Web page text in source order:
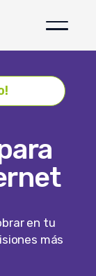
en tu
más